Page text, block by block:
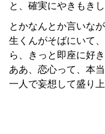
と、確実にやきもき
とかなんとか言いな
生くんがそばにいて
ら、きっと即座に好
ああ、恋心って、
一人で妄想して盛り